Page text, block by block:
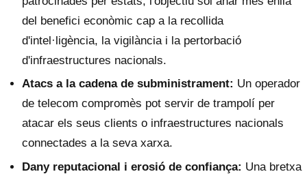
del benefici econòmic cap a la recollida
d'intel·ligència, la vigilància i la pertorbació
d'infraestructures nacionals.
Atacs a la cadena de subministrament: Un operador
de telecom compromès pot servir de trampolí per
atacar els seus clients o infraestructures nacionals
connectades a la seva xarxa.
Dany reputacional i erosió de confiança: Una bretxa